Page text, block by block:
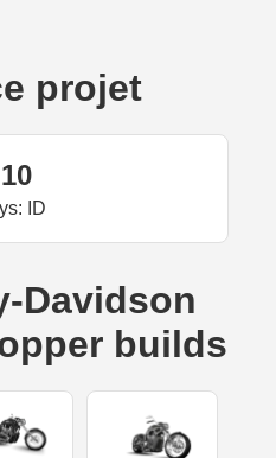
projet
ID
Davidson
builds